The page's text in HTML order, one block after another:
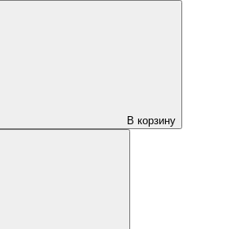
В корзину